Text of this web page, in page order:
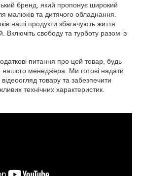
бренд, який пропонує широкий
малюків та дитячого обладнання.
наші продукти збагачують життя
Включіть свободу та турботу разом із
питання про цей товар, будь
нашого менеджера. Ми готові надати
товару та забезпечити
технічних характеристик.